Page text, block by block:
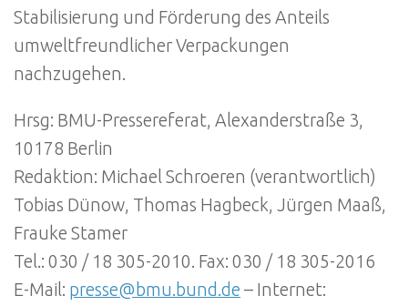
Stabilisierung und Förderung des Anteils
umweltfreundlicher Verpackungen
nachzugehen.
Hrsg: BMU-Pressereferat, Alexanderstraße 3,
10178 Berlin
Redaktion: Michael Schroeren (verantwortlich)
Tobias Dünow, Thomas Hagbeck, Jürgen Maaß,
Frauke Stamer
Tel.: 030 / 18 305-2010. Fax: 030 / 18 305-2016
E-Mail: presse@bmu.bund.de – Internet: